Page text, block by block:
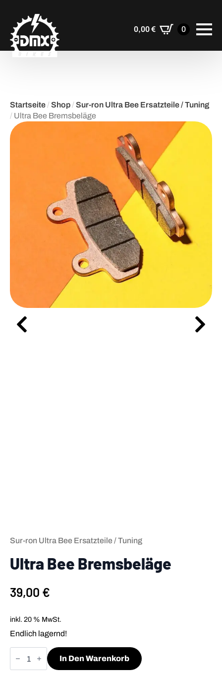
0,00€ 0
Startseite / Shop / Sur-ron Ultra Bee Ersatzteile / Tuning
/ Ultra Bee Bremsbeläge
Sur-ron Ultra Bee Ersatzteile / Tuning
Ultra Bee Bremsbeläge
39,00 €
inkl. 20 % MwSt.
Endlich lagernd!
Ultra
Bee
Bremsbeläge
In Den Warenkorb